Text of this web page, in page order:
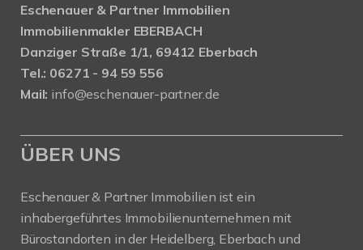
Eschenauer & Partner Immobilien
Immobilienmakler EBERBACH
Danziger Straße 1/1, 69412 Eberbach
Tel.: 06271 - 94 59 556
Mail: info@eschenauer-partner.de
ÜBER UNS
Eschenauer & Partner Immobilien ist ein
inhabergeführtes Immobilienunternehmen mit
Bürostandorten in der Heidelberg, Eberbach und